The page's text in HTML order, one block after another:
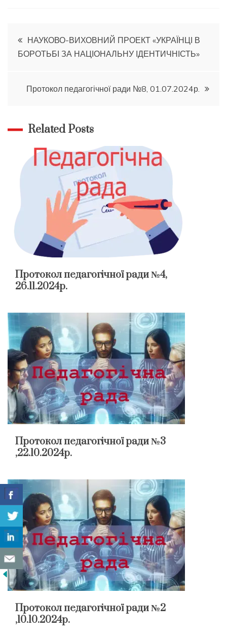
Навігація
записів
НАУКОВО-ВИХОВНИЙ ПРОЕКТ «УКРАЇНЦІ В
БОРОТЬБІ ЗА НАЦІОНАЛЬНУ ІДЕНТИЧНІСТЬ»
Протокол педагогічної ради №8, 01.07.2024р.
Related Posts
Протокол педагогічної ради №4,
26.11.2024р.
Протокол педагогічної ради №3
,22.10.2024р.
Протокол педагогічної ради №2
,10.10.2024р.